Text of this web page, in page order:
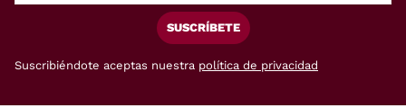
SUSCRÍBETE
Suscribiéndote aceptas nuestra política de privacidad